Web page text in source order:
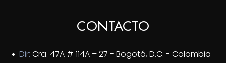
CONTACTO
Dir: Cra. 47A # 114A – 27 - Bogotá, D.C. - Colombia